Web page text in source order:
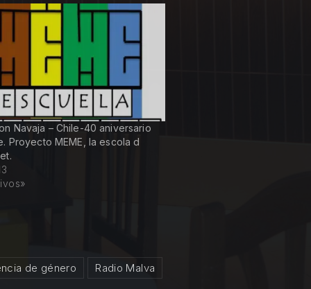
Navaja – Chile-40 aniversario
Proyecto MEME, la escola d
de género Radio Malva